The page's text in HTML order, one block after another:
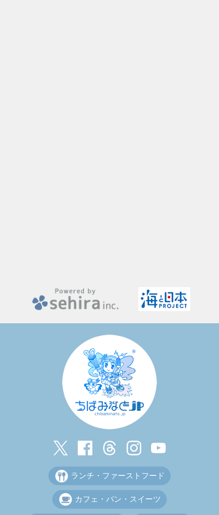
ランチ・ファーストフード
カフェ・パン・スイーツ